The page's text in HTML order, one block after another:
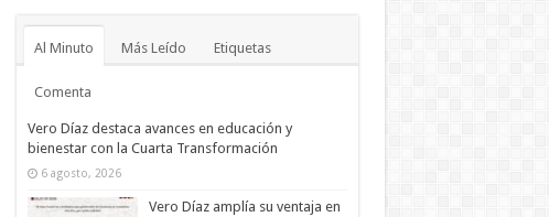
Al Minuto Más Leído Etiquetas
Comenta
Vero Díaz destaca avances en educación y
bienestar con la Cuarta Transformación
6 agosto, 2026
Vero Díaz amplía su ventaja en